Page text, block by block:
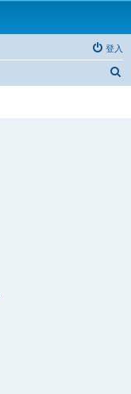
登入